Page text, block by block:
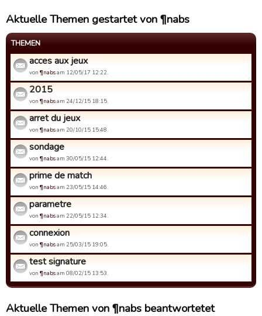
Aktuelle Themen gestartet von ¶nabs
THEMEN
acces aux jeux
von ¶nabsam 12/05/17 12:22.
2015
von ¶nabsam 24/12/15 18:15.
arret du jeux
von ¶nabsam 20/10/15 15:48.
sondage
von ¶nabsam 30/05/15 12:44.
prime de match
von ¶nabsam 23/05/15 14:46.
parametre
von ¶nabsam 22/05/15 12:34.
connexion
von ¶nabsam 25/03/15 19:05.
test signature
von ¶nabsam 08/02/15 13:53.
Aktuelle Themen von ¶nabs beantwortetet